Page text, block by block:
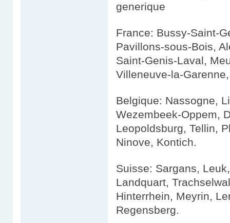
generique
France: Bussy-Saint-
Pavillons-sous-Bois,
Saint-Genis-Laval,
Villeneuve-la-
Belgique: Nassogne,
Wezembeek-Oppem,
Leopoldsburg, Tellin,
Ninove, Kontich.
Suisse: Sargans,
Landquart,
Hinterrhein, Meyrin,
Regensberg.